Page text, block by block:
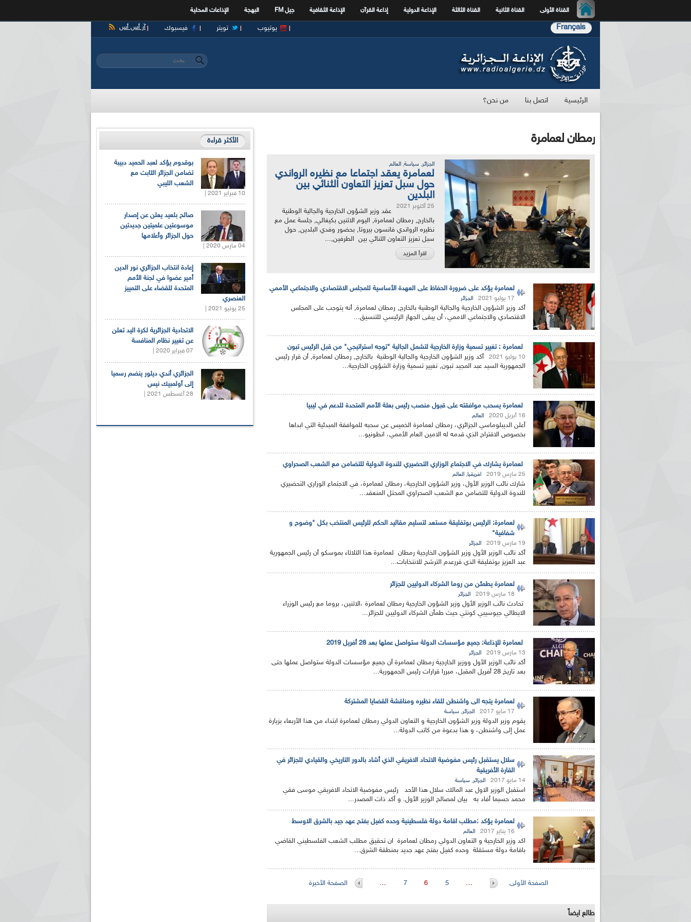
القناة الأولى القناة الثانية القناة الثالثة الإذاعة الدولية إذاعة القرآن الإذاعة الثقافية جيل FM البهجة الإذاعات المحلية
Français آر أس أس فيسبوك تويتر يوتيوب
استمارة البحث
‏بحث ‏
الرئيسية اتصل بنا من نحن؟
رمطان لعمامرة
الجزائر, سياسة, العالم
لعمامرة يعقد اجتماعا مع نظيره الرواندي
حول سبل تعزيز التعاون الثنائي بين
البلدين
25 أكتوبر 2021
عقد وزير الشؤون الخارجية والجالية الوطنية
بالخارج, رمطان لعمامرة, اليوم الاثنين بكيغالي, جلسة عمل مع
نظيره الرواندي فانسون بيروتا, بحضور وفدي البلدين, حول
سبل تعزيز التعاون الثنائي بين الطرفين,...
اقرأ المزيد
لعمامرة يؤكد على ضرورة الحفاظ على العهدة الأساسية للمجلس الاقتصادي والاجتماعي الأممي
17 يوليو 2021 الجزائر
أكد وزير الشؤون الخارجية والجالية الوطنية بالخارج, رمطان لعمامرة, أنه يتوجب على المجلس
الاقتصادي والاجتماعي الاممي، أن يبقى الجهاز الرئيسي للتنسيق...
لعمامرة : تغيير تسمية وزارة الخارجية لتشمل الجالية "توجه استراتيجي" من قبل الرئيس تبون
10 يوليو 2021
أكد وزير الشؤون الخارجية والجالية الوطنية بالخارج, رمطان لعمامرة, أن قرار رئيس
الجمهورية السيد عبد المجيد تبون, تغيير تسمية وزارة الشؤون الخارجية...
لعمامرة يسحب موافقته على قبول منصب رئيس بعثة الأمم المتحدة للدعم في ليبيا
16 أبريل 2020 العالم
أعلن الديبلوماسي الجزائري، رمطان لعمامرة الخميس عن سحبه للموافقة المبدئية التي ابداها
بخصوص الاقتراح الذي قدمه له الامين العام الأممي، انطونيو...
لعمامرة يشارك في الاجتماع الوزاري التحضيري للندوة الدولية للتضامن مع الشعب الصحراوي
25 مارس 2019 افريقيا, العالم
شارك نائب الوزير الأول، وزير الشؤون الخارجية، رمطان لعمامرة، في الاجتماع الوزاري التحضيري
للندوة الدولية للتضامن مع الشعب الصحراوي المحتل المنعقد...
لعمامرة: الرئيس بوتفليقة مستعد لتسليم مقاليد الحكم للرئيس المنتخب بكل "وضوح و
شفافية"
19 مارس 2019 الجزائر
أكد نائب الوزير الأول وزير الشؤون الخارجية رمطان لعمامرة هذا الثلاثاء بموسكو أن رئيس الجمهورية
عبد العزيز بوتفليقة الذي قررعدم الترشح للانتخابات...
لعمامرة يطمئن من روما الشركاء الدوليين للجزائر
18 مارس 2019 الجزائر
تحادث نائب الوزير الأول وزير الشؤون الخارجية رمطان لعمامرة ،الاثنين، بروما مع رئيس الوزراء
الايطالي جيوسيبي كونتي حيث طمأن الشركاء الدوليين للجزائر...
لعمامرة للإذاعة: جميع مؤسسات الدولة ستواصل عملها بعد 28 أفريل 2019
13 مارس 2019 الجزائر
أكد نائب الوزير الأول ووزير الخارجية رمطان لعمامرة أن جميع مؤسسات الدولة ستواصل عملها حتى
بعد تاريخ 28 أفريل المقبل، مبررا قرارات رئيس الجمهورية...
لعمامرة يتجه الى واشنطن للقاء نظيره ومناقشة القضايا المشتركة
17 مايو 2017 الجزائر, سياسة
يقوم وزير الدولة وزير الشؤون الخارجية و التعاون الدولي رمطان لعمامرة ابتداء من هذا الأربعاء بزيارة
عمل إلى واشنطن، و هذا بدعوة من كاتب الدولة...
سلال يستقبل رئيس مفوضية الاتحاد الافريقي الذي أشاد بالدور التاريخي والقيادي للجزائر في
القارة الأفريقية
14 مايو 2017 الجزائر, سياسة
استقبل الوزير الاول عبد المالك سلال هذا الأحد رئيس مفوضية الاتحاد الافريقي موسى فقي
محمد حسبما أفاد به بيان لمصالح الوزير الأول. و أكد ذات المصدر...
لعمامرة يؤكد :مطلب اقامة دولة فلسطينية وحده كفيل بفتح عهد جيد بالشرق الاوسط
16 يناير 2017 العالم
اكد وزير الخارجية و التعاون الدولي رمطان لعمامرة ان تحقيق مطلب الشعب الفلسطيني القاضي
باقامة دولة مستقلة وحده كفيل بفتح عهد جديد بمنطقة الشرق...
الصفحة الأولى …
5
6
7
… الصفحة الأخيرة
طالع ايضاً
الأكثر قراءة
بوقدوم يؤكد لعبد الحميد دبيبة
تضامن الجزائر الثابت مع
الشعب الليبي
10 فبراير 2021 |
صالح بلعيد يعلن عن إصدار
موسوعتين علميتين جديدتين
حول الجزائر وأعلامها
04 مارس 2020 |
إعادة انتخاب الجزائري نور الدين
أمير عضوا في لجنة الأمم
المتحدة للقضاء على التمييز
العنصري
25 يونيو 2021 |
الاتحادية الجزائرية لكرة اليد تعلن
عن تغيير نظام المنافسة
07 فبراير 2020 |
الجزائري أندي ديلور ينضم رسميا
إلى أولمبيك نيس
28 أغسطس 2021 |